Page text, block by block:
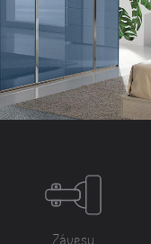
Závesy